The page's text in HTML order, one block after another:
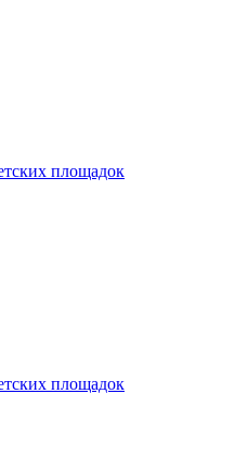
площадок
площадок